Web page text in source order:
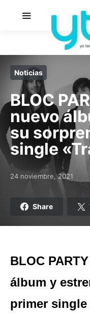
Noticias
BLOC
nuevo
su
single
Posted on
24 noviembre, 2021
Share
BLOC
álbum y
primer single